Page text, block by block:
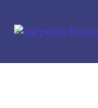
contenido